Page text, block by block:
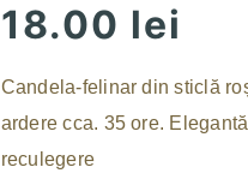
18.00 lei
Candela-felinar din sticlă
ardere cca. 35 ore.
reculegere